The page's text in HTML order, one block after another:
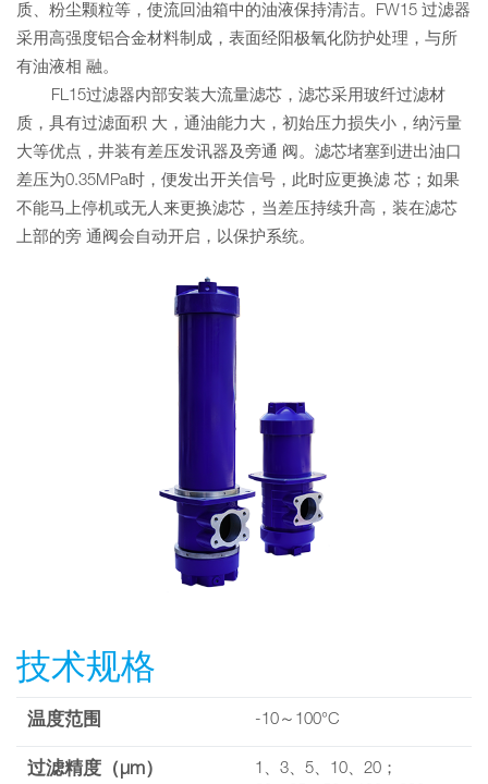
质、粉尘颗粒等，使流回油箱中的油液保持清洁。FW15 过滤器
采用高强度铝合金材料制成，表面经阳极氧化防护处理，与所
有油液相 融。
FL15过滤器内部安装大流量滤芯，滤芯采用玻纤过滤材
质，具有过滤面积 大，通油能力大，初始压力损失小，纳污量
大等优点，井装有差压发讯器及旁通 阀。滤芯堵塞到进出油口
差压为0.35MPa时，便发出开关信号，此时应更换滤 芯；如果
不能马上停机或无人来更换滤芯，当差压持续升高，装在滤芯
上部的旁 通阀会自动开启，以保护系统。
技术规格
温度范围 -10～100°C
过滤精度（µm）
1、3、5、10、20；